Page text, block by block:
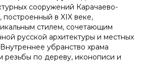
сооружений Карачаево-
построенный в XIX веке,
стилем, сочетающим
русской архитектуры и местных
убранство храма
резьбы по дереву, иконописи и